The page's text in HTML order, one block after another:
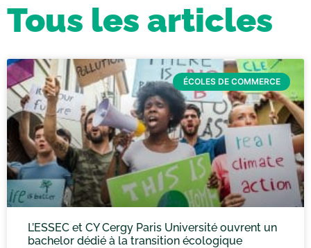
Tous les articles
ÉCOLES DE COMMERCE
L’ESSEC et CY Cergy Paris Université ouvrent un
bachelor dédié à la transition écologique